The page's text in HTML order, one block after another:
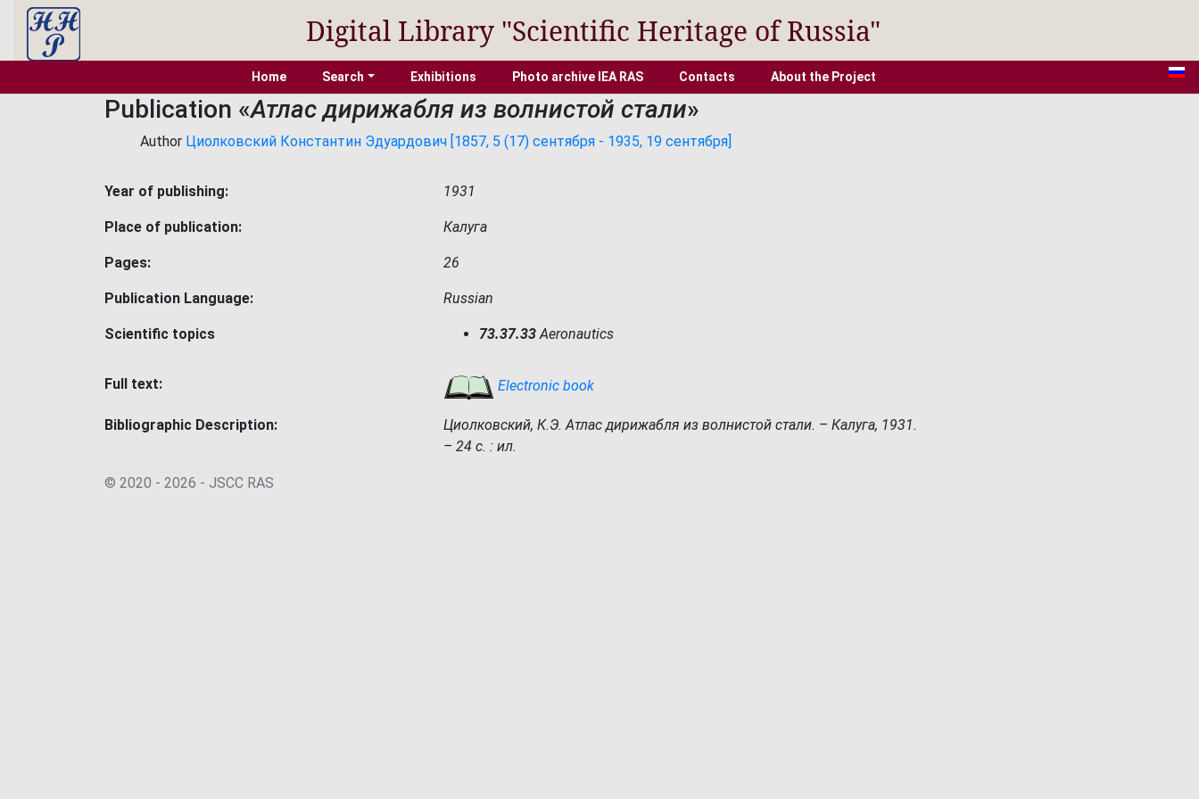
Digital Library "Scientific Heritage of Russia"
Home Search Exhibitions Photo archive IEA RAS Contacts About the Project
Publication «Атлас дирижабля из волнистой стали»
Author Циолковский Константин Эдуардович [1857, 5 (17) сентября - 1935, 19 сентября]
Year of publishing: 1931
Place of publication: Калуга
Pages: 26
Publication Language: Russian
Scientific topics 73.37.33Aeronautics
Full text: Electronic book
Bibliographic Description:
Циолковский, К.Э. Атлас дирижабля из волнистой стали. – Калуга, 1931.
– 24 с. : ил.
© 2020 - 2026 - JSСC RAS